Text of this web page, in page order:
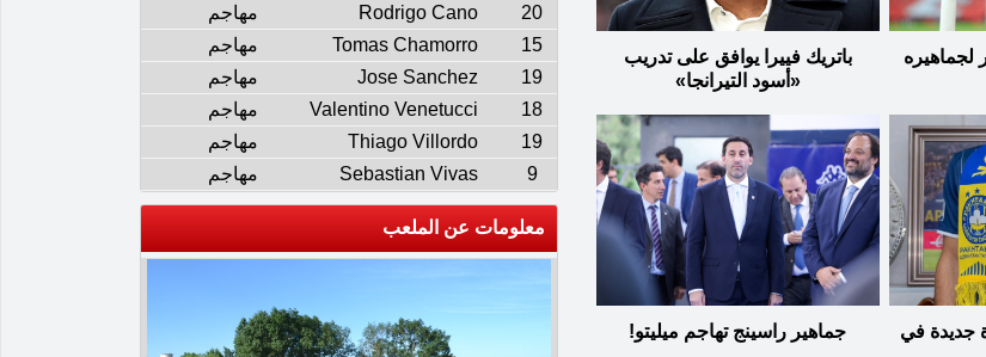
لجماهيره
باتريك فييرا يوافق على تدريب
«أسود التيرانجا»
جديدة في
جماهير راسينج تهاجم ميليتو!
20
Rodrigo Cano
مهاجم
15
Tomas Chamorro
مهاجم
19
Jose Sanchez
مهاجم
18
Valentino Venetucci
مهاجم
19
Thiago Villordo
مهاجم
9
Sebastian Vivas مهاجم
معلومات عن الملعب